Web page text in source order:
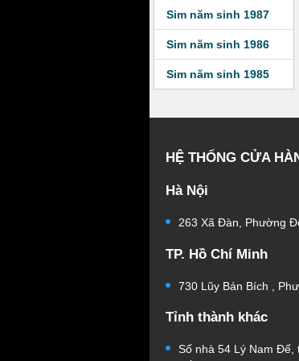
Sim năm sinh 1987
Sim năm sinh 1986
Sim năm sinh 1985
HỆ THỐNG CỬA
Hà Nội
263 Xã Đàn, Phường
TP. Hồ Chí Minh
730 Lũy Bán Bích ,
Tỉnh thành khác
Số nhà 54 Lý Nam Đế,